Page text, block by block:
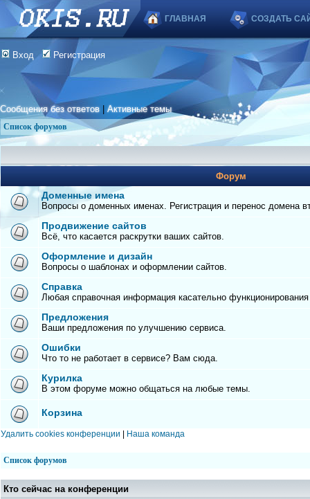
ГЛАВНАЯ СОЗДАТЬ
Вход Регистрация
Сообщения без ответов |Активные темы
Список форумов
Форум
Доменные имена
Вопросы о доменных именах. Регистрация и перенос домена
Продвижение сайтов
Всё, что касается раскрутки ваших сайтов.
Оформление и дизайн
Вопросы о шаблонах и оформлении сайтов.
Справка
Любая справочная информация касательно
Предложения
Ваши предложения по улучшению сервиса.
Ошибки
Что то не работает в сервисе? Вам сюда.
Курилка
В этом форуме можно общаться на любые темы.
Корзина
Удалить cookies конференции Наша команда
Список форумов
Кто сейчас на конференции